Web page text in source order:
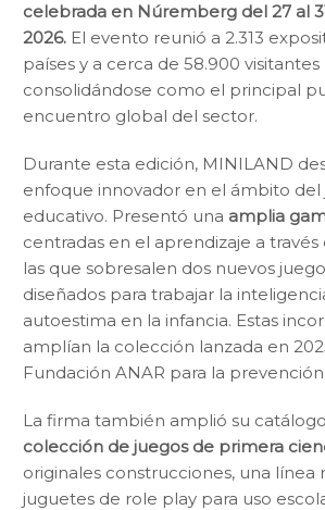
celebrada en Núremberg del 27 al
2026. El evento reunió a 2.313
países y a cerca de 58.900
consolidándose como el principal
encuentro global del sector.
Durante esta edición, MINILAND
enfoque innovador en el ámbito
educativo. Presentó una amplia
centradas en el aprendizaje a
las que sobresalen dos nuevos
diseñados para trabajar la
autoestima en la infancia. Estas
amplían la colección lanzada en
Fundación ANAR para la
La firma también amplió su
colección de juegos de primera
originales construcciones, una línea
juguetes de role play para uso